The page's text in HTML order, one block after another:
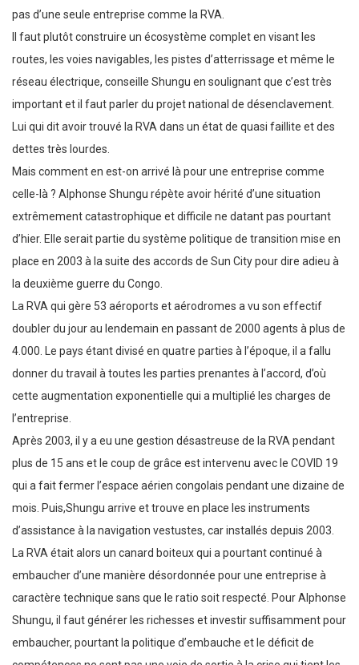
pas d’une seule entreprise comme la RVA.
Il faut plutôt construire un écosystème complet en visant les
routes, les voies navigables, les pistes d’atterrissage et même le
réseau électrique, conseille Shungu en soulignant que c’est très
important et il faut parler du projet national de désenclavement.
Lui qui dit avoir trouvé la RVA dans un état de quasi faillite et des
dettes très lourdes.
Mais comment en est-on arrivé là pour une entreprise comme
celle-là ? Alphonse Shungu répète avoir hérité d’une situation
extrêmement catastrophique et difficile ne datant pas pourtant
d’hier. Elle serait partie du système politique de transition mise en
place en 2003 à la suite des accords de Sun City pour dire adieu à
la deuxième guerre du Congo.
La RVA qui gère 53 aéroports et aérodromes a vu son effectif
doubler du jour au lendemain en passant de 2000 agents à plus de
4.000. Le pays étant divisé en quatre parties à l’époque, il a fallu
donner du travail à toutes les parties prenantes à l’accord, d’où
cette augmentation exponentielle qui a multiplié les charges de
l’entreprise.
Après 2003, il y a eu une gestion désastreuse de la RVA pendant
plus de 15 ans et le coup de grâce est intervenu avec le COVID 19
qui a fait fermer l’espace aérien congolais pendant une dizaine de
mois. Puis,Shungu arrive et trouve en place les instruments
d’assistance à la navigation vestustes, car installés depuis 2003.
La RVA était alors un canard boiteux qui a pourtant continué à
embaucher d’une manière désordonnée pour une entreprise à
caractère technique sans que le ratio soit respecté. Pour Alphonse
Shungu, il faut générer les richesses et investir suffisamment pour
embaucher, pourtant la politique d’embauche et le déficit de